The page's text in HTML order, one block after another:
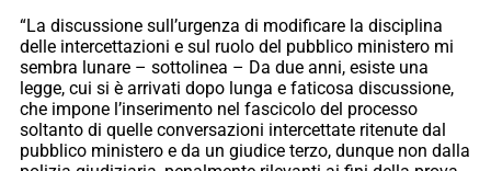
“La discussione sull’urgenza di modificare la disciplina
delle intercettazioni e sul ruolo del pubblico ministero mi
sembra lunare – sottolinea – Da due anni, esiste una
legge, cui si è arrivati dopo lunga e faticosa discussione,
che impone l’inserimento nel fascicolo del processo
soltanto di quelle conversazioni intercettate ritenute dal
pubblico ministero e da un giudice terzo, dunque non dalla